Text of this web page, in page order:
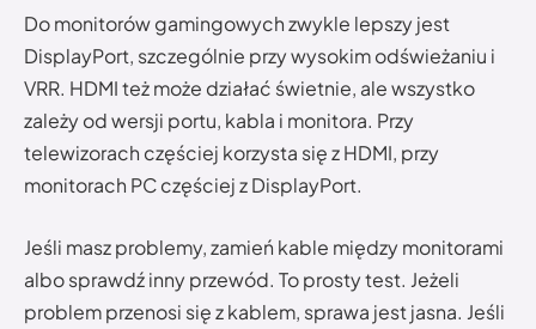
Do monitorów gamingowych zwykle lepszy jest
DisplayPort, szczególnie przy wysokim odświeżaniu i
VRR. HDMI też może działać świetnie, ale wszystko
zależy od wersji portu, kabla i monitora. Przy
telewizorach częściej korzysta się z HDMI, przy
monitorach PC częściej z DisplayPort.
Jeśli masz problemy, zamień kable między monitorami
albo sprawdź inny przewód. To prosty test. Jeżeli
problem przenosi się z kablem, sprawa jest jasna. Jeśli